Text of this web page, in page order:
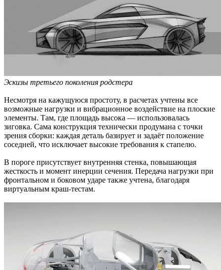
Эскизы третьего поколения родстера
Несмотря на кажущуюся простоту, в расчетах учтены все
возможные нагрузки и вибрационное воздействие на плоские
элементы. Там, где площадь высока — использовалась
зиговка. Сама конструкция технически продумана с точки
зрения сборки: каждая деталь базирует и задаёт положение
соседней, что исключает высокие требования к стапелю.
В пороге присутствует внутренняя стенка, повышающая
жесткость и момент инерции сечения. Передача нагрузки при
фронтальном и боковом ударе также учтена, благодаря
виртуальным краш-тестам.